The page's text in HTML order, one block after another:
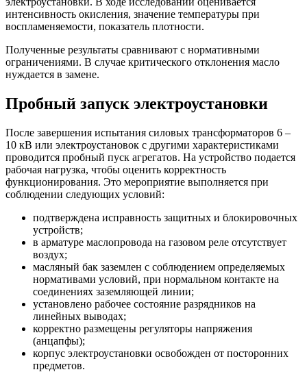
интенсивность окисления, значение температуры при
воспламеняемости, показатель плотности.
Полученные результаты сравнивают с нормативными
ограничениями. В случае критического отклонения масло
нуждается в замене.
Пробный запуск электроустановки
После завершения испытания силовых трансформаторов 6 –
10 кВ или электроустановок с другими характеристиками
проводится пробный пуск агрегатов. На устройство подается
рабочая нагрузка, чтобы оценить корректность
функционирования. Это мероприятие выполняется при
соблюдении следующих условий:
подтверждена исправность защитных и блокировочных
устройств;
в арматуре маслопровода на газовом реле отсутствует
воздух;
масляный бак заземлен с соблюдением определяемых
нормативами условий, при нормальном контакте на
соединениях заземляющей линии;
установлено рабочее состояние разрядников на
линейных выводах;
корректно размещены регуляторы напряжения
(анцапфы);
корпус электроустановки освобожден от посторонних
предметов.